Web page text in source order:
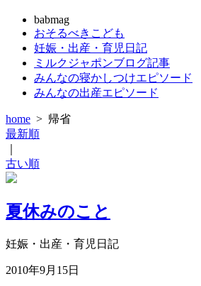
babmag
おそるべきこども
妊娠・出産・育児日記
ミルクジャポンブログ記事
みんなの寝かしつけエピソード
みんなの出産エピソード
home > 帰省
最新順
古い順
夏休みのこと
妊娠・出産・育児日記
2010年9月15日